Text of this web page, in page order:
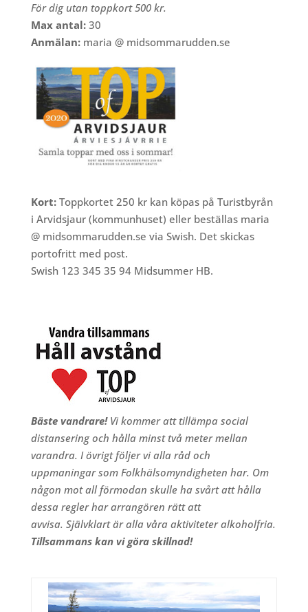
För dig utan toppkort 500 kr.
Max antal:30
Anmälan:maria @ midsommarudden.se
Kort: Toppkortet 250 kr kan köpas på Turistbyrån
i Arvidsjaur (kommunhuset) eller beställas maria
@ midsommarudden.se via Swish. Det skickas
portofritt med post.
Swish 123 345 35 94 Midsummer HB.
Bäste vandrare! Vi kommer att tillämpa social
distansering och hålla minst två meter mellan
varandra. I övrigt följer vi alla råd och
uppmaningar som Folkhälsomyndigheten har. Om
någon mot all förmodan skulle ha svårt att hålla
dessa regler har arrangören rätt att
avvisa. Självklart är alla våra aktiviteter alkoholfria.
Tillsammans kan vi göra skillnad!